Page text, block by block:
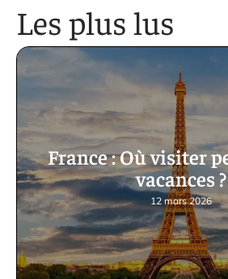
Les plus lus
France : Où visiter
vacances ?
12 mars 2026